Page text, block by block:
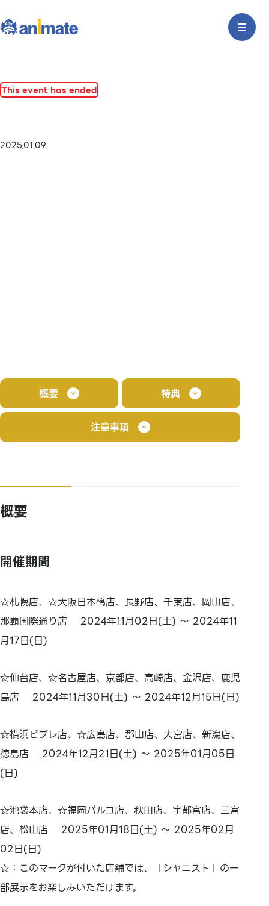
This event has ended
2025.01.09
概要 特典
注意事項
概要
開催期間
☆札幌店、☆大阪日本橋店、長野店、千葉店、岡山店、
那覇国際通り店 2024年11月02日(土) ～ 2024年11
月17日(日)
☆仙台店、☆名古屋店、京都店、高崎店、金沢店、鹿児
島店 2024年11月30日(土) ～ 2024年12月15日(日)
☆横浜ビブレ店、☆広島店、郡山店、大宮店、新潟店、
徳島店 2024年12月21日(土) ～ 2025年01月05日
(日)
☆池袋本店、☆福岡パルコ店、秋田店、宇都宮店、三宮
店、松山店 2025年01月18日(土) ～ 2025年02月
02日(日)
☆：このマークが付いた店舗では、「シャニスト」の一
部展示をお楽しみいただけます。